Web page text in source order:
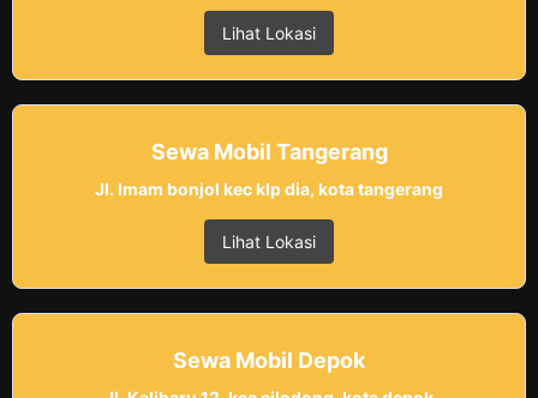
Lihat Lokasi
Sewa Mobil Tangerang
Jl. Imam bonjol kec klp dia, kota tangerang
Lihat Lokasi
Sewa Mobil Depok